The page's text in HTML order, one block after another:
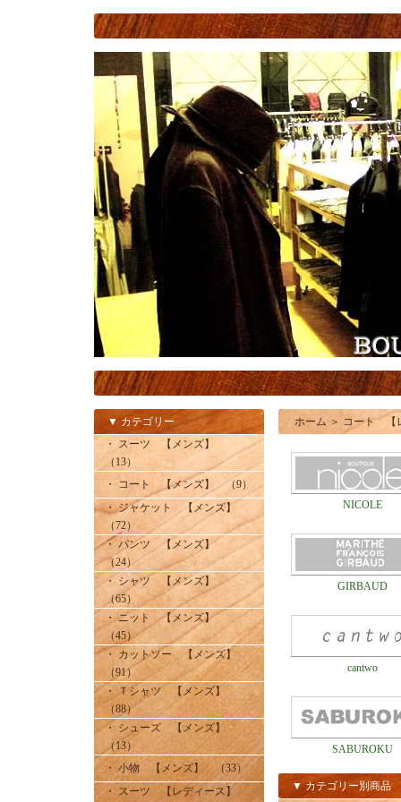
▼ カテゴリー
・ スーツ 【メンズ】
（13）
・ コート 【メンズ】 （9）
・ ジャケット 【メンズ】
（72）
・ パンツ 【メンズ】
（24）
・ シャツ 【メンズ】
（65）
・ ニット 【メンズ】
（45）
・ カットソー 【メンズ】
（91）
・ Ｔシャツ 【メンズ】
（88）
・ シューズ 【メンズ】
（13）
・ 小物 【メンズ】 （33）
・ スーツ 【レディース】
ホーム ＞ コート 【
NICOLE
GIRBAUD
cantwo
SABUROKU
▼ カテゴリー別商品